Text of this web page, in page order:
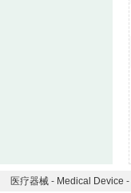
医疗器械 - Medical Device -